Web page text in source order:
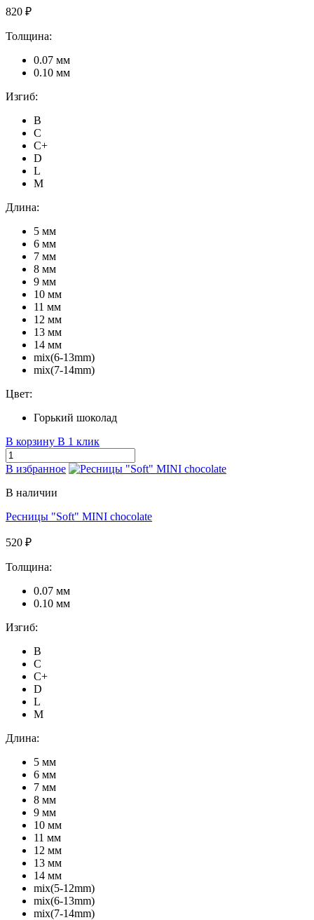
820 ₽
Толщина:
0.07 мм
0.10 мм
Изгиб:
B
C
C+
D
L
M
Длина:
5 мм
6 мм
7 мм
8 мм
9 мм
10 мм
11 мм
12 мм
13 мм
14 мм
mix(6-13mm)
mix(7-14mm)
Цвет:
Горький шоколад
В корзину В 1 клик
В избранное
В наличии
Ресницы "Soft" MINI chocolate
520 ₽
Толщина:
0.07 мм
0.10 мм
Изгиб:
B
C
C+
D
L
M
Длина:
5 мм
6 мм
7 мм
8 мм
9 мм
10 мм
11 мм
12 мм
13 мм
14 мм
mix(5-12mm)
mix(6-13mm)
mix(7-14mm)